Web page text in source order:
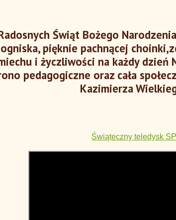
Świąt Bożego
ogniska, pięknie pachnącej
i życzliwości na każdy dzień
pedagogiczne oraz cała
Kazimierza
Świąteczny teledysk